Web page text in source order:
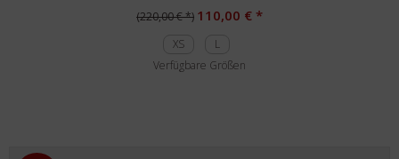
(220,00 € *) 110,00 € *
XS
L
Verfügbare Größen